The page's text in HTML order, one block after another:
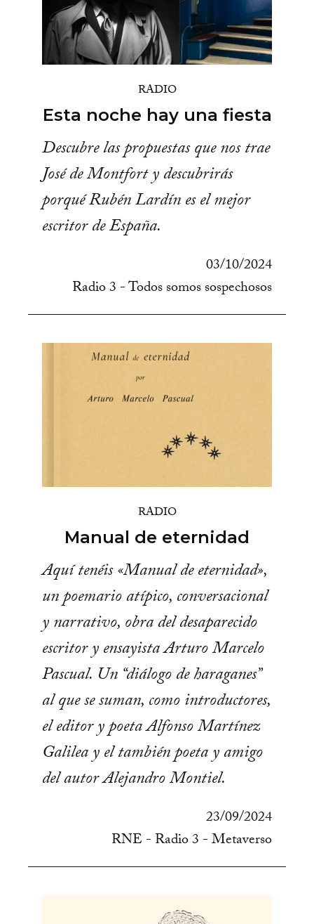
RADIO
Esta noche hay una fiesta
Descubre las propuestas que nos trae
José de Montfort y descubrirás
porqué Rubén Lardín es el mejor
escritor de España.
03/10/2024
Radio 3 - Todos somos sospechosos
RADIO
Manual de eternidad
Aquí tenéis «Manual de eternidad»,
un poemario atípico, conversacional
y narrativo, obra del desaparecido
escritor y ensayista Arturo Marcelo
Pascual. Un “diálogo de haraganes”
al que se suman, como introductores,
el editor y poeta Alfonso Martínez
Galilea y el también poeta y amigo
del autor Alejandro Montiel.
23/09/2024
RNE - Radio 3 - Metaverso